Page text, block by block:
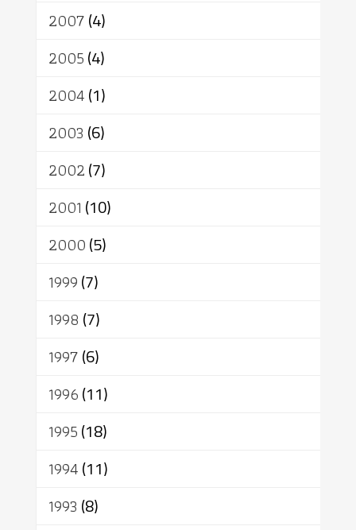
2007(4)
2005(4)
2004(1)
2003 (6)
2002(7)
2001 (10)
2000(5)
1999(7)
1998 (7)
1997(6)
1996(11)
1995(18)
1994(11)
1993 (8)